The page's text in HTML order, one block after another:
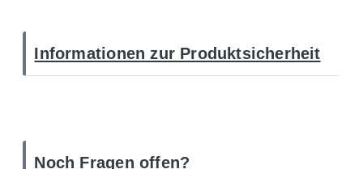
Informationen zur Produktsicherheit
Noch Fragen offen?